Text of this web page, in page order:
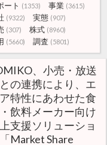
ート (1353) 事業 (3615)
(9322) 実態 (907)
(307) 株式 (8960)
(5660) 調査 (5801)
、小売・放送
の連携により、エ
特性にあわせた食
飲料メーカー向け
支援ソリューショ
Market Share